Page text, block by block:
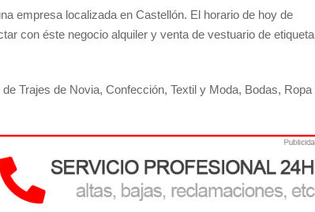
empresa localizada en Castellón. El horario de hoy de
con éste negocio alquiler y venta de vestuario de etiqueta
Trajes de Novia, Confección, Textil y Moda, Bodas, Ropa